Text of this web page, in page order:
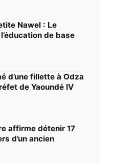
Nawel : Le
de base
d’une fillette à Odza
de Yaoundé IV
affirme détenir 17
d’un ancien